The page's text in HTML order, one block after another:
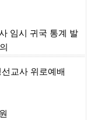
임시 귀국 통계 발
교사 위로예배